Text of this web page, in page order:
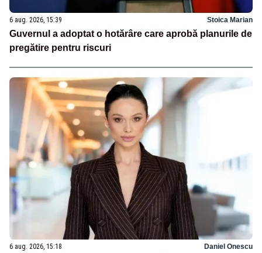
6 aug. 2026, 15:39 Stoica Marian
Guvernul a adoptat o hotărâre care aprobă planurile de
pregătire pentru riscuri
6 aug. 2026, 15:18 Daniel Onescu